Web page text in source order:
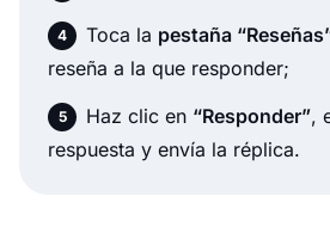
Toca la pestaña
reseña a la que responder;
Haz clic en “Responder”,
respuesta y envía la réplica.